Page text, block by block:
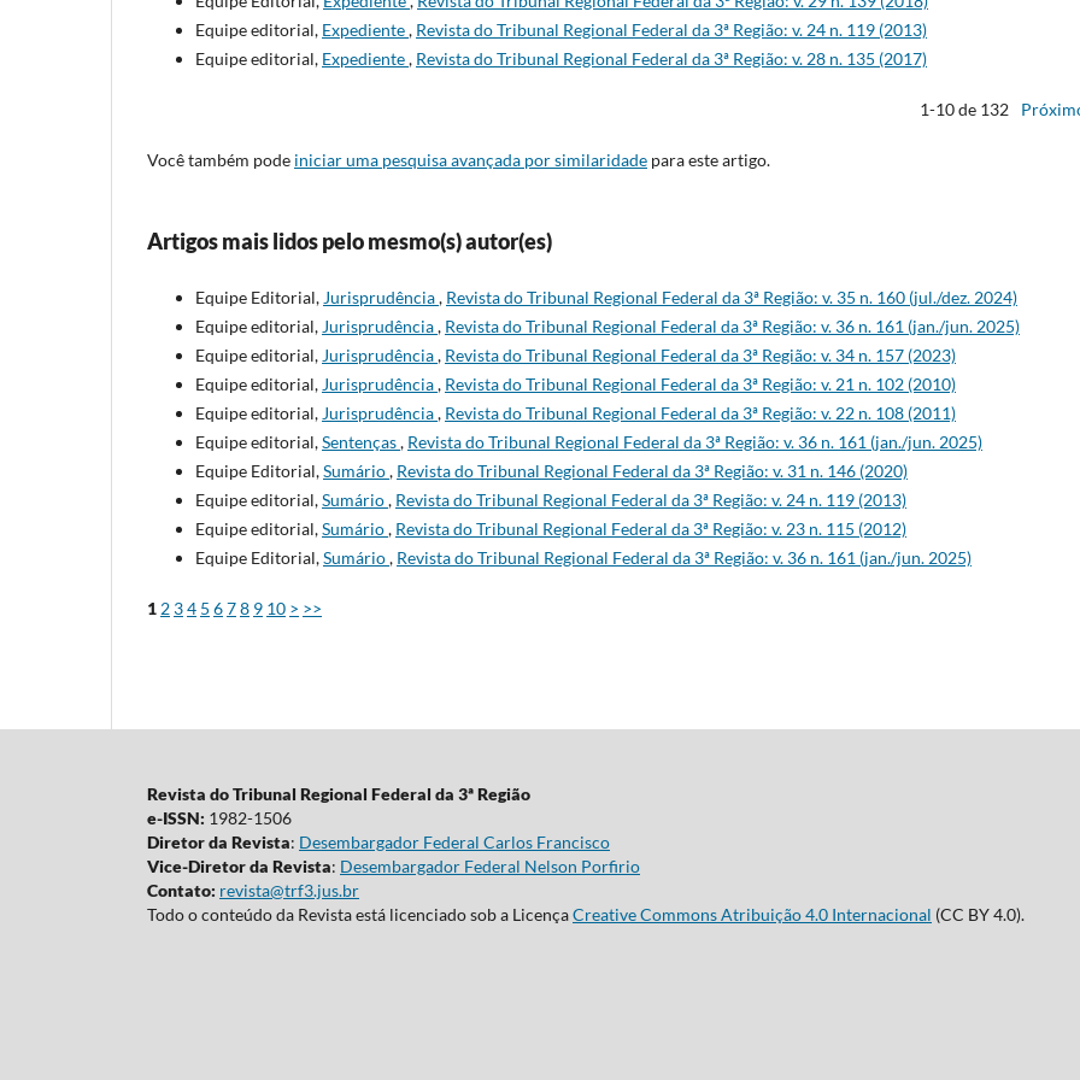
Equipe editorial, Expediente, Revista do Tribunal Regional Federal da 3ª Região: v. 24 n. 119 (2013)
Equipe editorial, Expediente, Revista do Tribunal Regional Federal da 3ª Região: v. 28 n. 135 (2017)
1-10 de 132
Você também pode iniciar uma pesquisa avançada por similaridade para este artigo.
Artigos mais lidos pelo mesmo(s) autor(es)
Equipe Editorial, Jurisprudência, Revista do Tribunal Regional Federal da 3ª Região: v. 35 n. 160 (jul./dez. 2024)
Equipe editorial, Jurisprudência, Revista do Tribunal Regional Federal da 3ª Região: v. 36 n. 161 (jan./jun. 2025)
Equipe editorial, Jurisprudência, Revista do Tribunal Regional Federal da 3ª Região: v. 34 n. 157 (2023)
Equipe editorial, Jurisprudência, Revista do Tribunal Regional Federal da 3ª Região: v. 21 n. 102 (2010)
Equipe editorial, Jurisprudência, Revista do Tribunal Regional Federal da 3ª Região: v. 22 n. 108 (2011)
Equipe editorial,Sentenças, Revista do Tribunal Regional Federal da 3ª Região: v. 36 n. 161 (jan./jun. 2025)
Equipe Editorial,Sumário, Revista do Tribunal Regional Federal da 3ª Região: v. 31 n. 146 (2020)
Equipe editorial,Sumário, Revista do Tribunal Regional Federal da 3ª Região: v. 24 n. 119 (2013)
Equipe editorial,Sumário, Revista do Tribunal Regional Federal da 3ª Região: v. 23 n. 115 (2012)
Equipe Editorial,Sumário, Revista do Tribunal Regional Federal da 3ª Região: v. 36 n. 161 (jan./jun. 2025)
1 2 34 5 678 9 10 > >>
Revista do Tribunal Regional Federal da 3ª Região
e-ISSN: 1982-1506
Diretor da Revista: Desembargador Federal Carlos Francisco
Vice-Diretor da Revista: Desembargador Federal Nelson Porfirio
Contato: revista@trf3.jus.br
Todo o conteúdo da Revista está licenciado sob a LicençaCreative Commons Atribuição 4.0 Internacional (CC BY 4.0).